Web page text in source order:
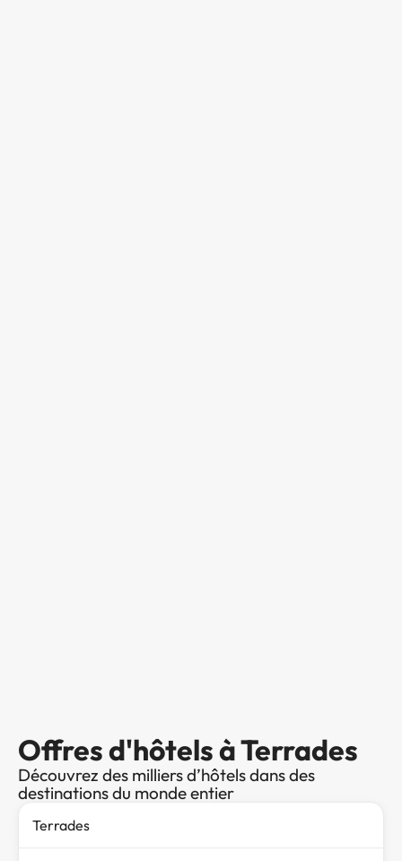
Offres d'hôtels à Terrades
Découvrez des milliers d’hôtels dans des
destinations du monde entier